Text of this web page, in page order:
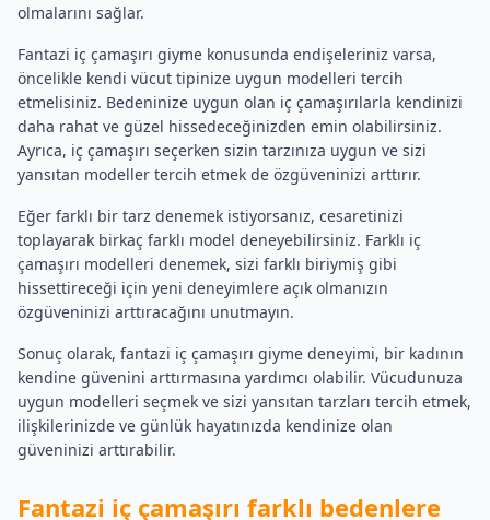
olmalarını sağlar.
Fantazi iç çamaşırı giyme konusunda endişeleriniz varsa,
öncelikle kendi vücut tipinize uygun modelleri tercih
etmelisiniz. Bedeninize uygun olan iç çamaşırılarla kendinizi
daha rahat ve güzel hissedeceğinizden emin olabilirsiniz.
Ayrıca, iç çamaşırı seçerken sizin tarzınıza uygun ve sizi
yansıtan modeller tercih etmek de özgüveninizi arttırır.
Eğer farklı bir tarz denemek istiyorsanız, cesaretinizi
toplayarak birkaç farklı model deneyebilirsiniz. Farklı iç
çamaşırı modelleri denemek, sizi farklı biriymiş gibi
hissettireceği için yeni deneyimlere açık olmanızın
özgüveninizi arttıracağını unutmayın.
Sonuç olarak, fantazi iç çamaşırı giyme deneyimi, bir kadının
kendine güvenini arttırmasına yardımcı olabilir. Vücudunuza
uygun modelleri seçmek ve sizi yansıtan tarzları tercih etmek,
ilişkilerinizde ve günlük hayatınızda kendinize olan
güveninizi arttırabilir.
Fantazi iç çamaşırı farklı bedenlere